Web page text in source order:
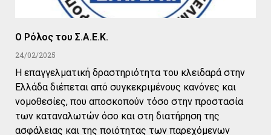
Ο Ρόλος του Σ.Α.Ε.Κ.
24/02/2025
Η επαγγελματική δραστηριότητα του κλειδαρά στην
Ελλάδα διέπεται από συγκεκριμένους κανόνες και
νομοθεσίες, που αποσκοπούν τόσο στην προστασία
των καταναλωτών όσο και στη διατήρηση της
ασφάλειας και της ποιότητας των παρεχόμενων